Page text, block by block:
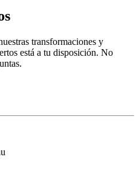
transformaciones y
está a tu disposición. No